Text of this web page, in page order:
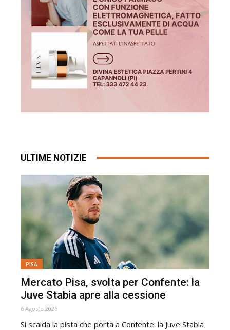
ULTIME NOTIZIE
PISA
Mercato Pisa, svolta per Confente: la
Juve Stabia apre alla cessione
6 Agosto 2026
Si scalda la pista che porta a Confente: la Juve Stabia